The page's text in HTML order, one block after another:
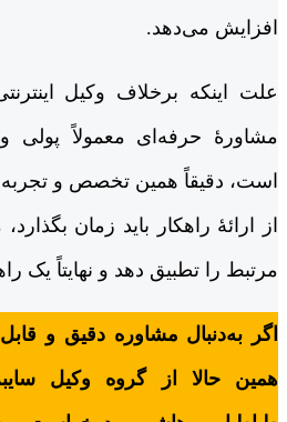
افزایش می‌دهد.
علت اینکه برخلاف وکیل
مشاورۀ حرفه‌ای معمولاً پولی
است، دقیقاً همین تخصص و
از ارائۀ راهکار باید زمان
مرتبط را تطبیق دهد و نهایتاً یک
اگر به‌دنبال مشاوره دقیق و
همین حالا از گروه وکیل